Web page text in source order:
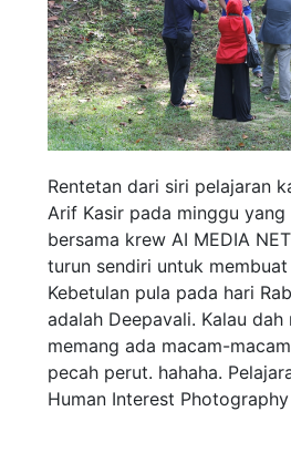
Rentetan dari siri pelajaran
Arif Kasir pada minggu yang
bersama krew AI MEDIA
turun sendiri untuk
Kebetulan pula pada hari
adalah Deepavali. Kalau dah
memang ada macam-
pecah perut. hahaha.
Human Interest